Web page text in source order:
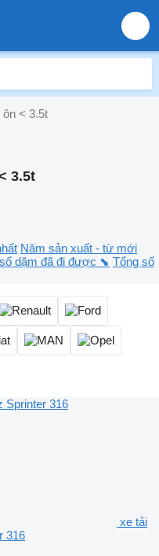
ôn < 3.5t
3.5t
Năm sản xuất - từ mới
dặm đã đi được ⬊ Tổng số
xe tải
316